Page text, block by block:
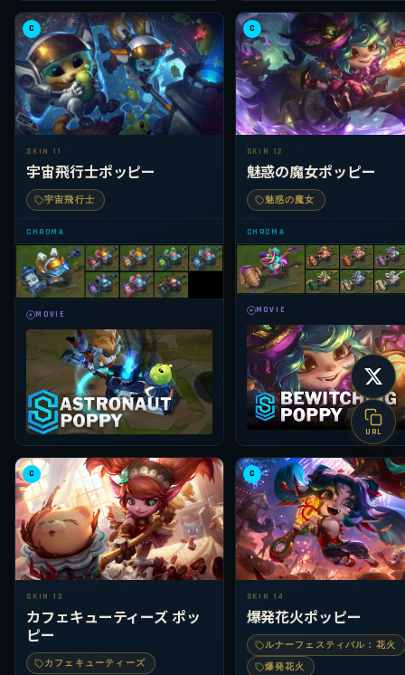
URL
C
SKIN 11
宇宙飛行士ポッピー
宇宙飛行士
CHROMA
MOVIE
C
SKIN 12
魅惑の魔女ポッピー
魅惑の魔女
CHROMA
MOVIE
C
SKIN 13
カフェキューティーズ ポッ
ピー
カフェキューティーズ
C
SKIN 14
爆発花火ポッピー
ルナーフェスティバル：花火
爆発花火